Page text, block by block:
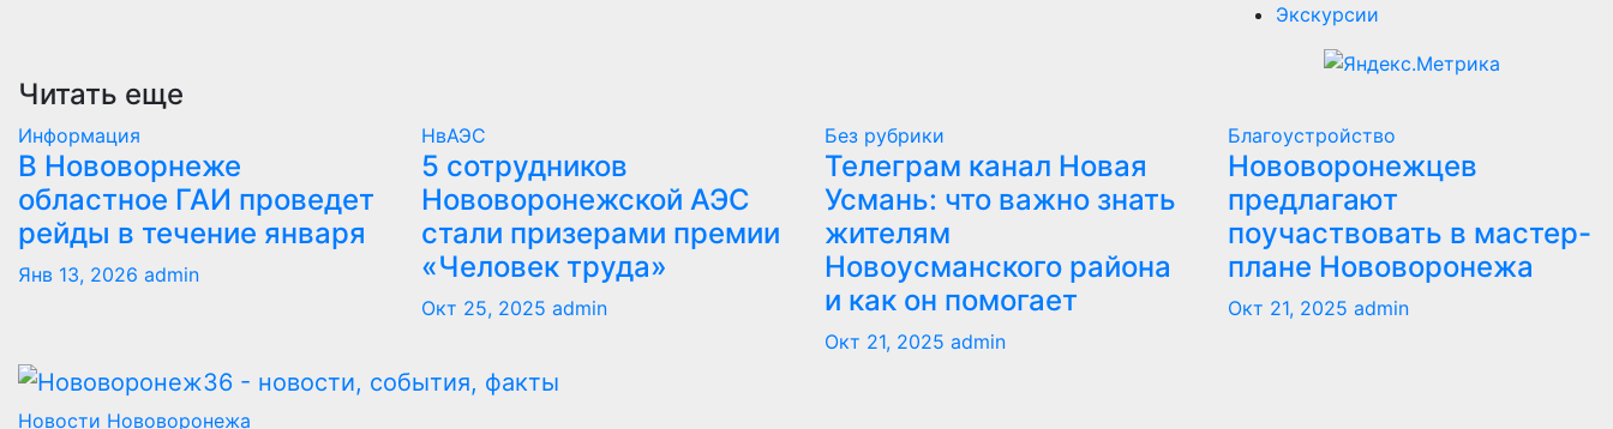
Экскурсии
Читать еще
Информация
В Нововорнеже
областное ГАИ проведет
рейды в течение января
Янв 13, 2026 admin
НвАЭС
5 сотрудников
Нововоронежской АЭС
стали призерами премии
«Человек труда»
Окт 25, 2025 admin
Без рубрики
Телеграм канал Новая
Усмань: что важно знать
жителям
Новоусманского района
и как он помогает
Окт 21, 2025 admin
Благоустройство
Нововоронежцев
предлагают
поучаствовать в мастер-
плане Нововоронежа
Окт 21, 2025 admin
Новости Нововоронежа